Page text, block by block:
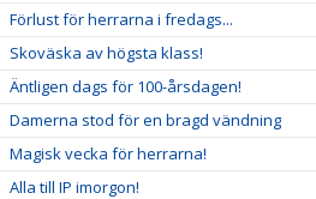
Förlust för herrarna i fredags...
Skoväska av högsta klass!
Äntligen dags för 100-årsdagen!
Damerna stod för en bragd vändning
Magisk vecka för herrarna!
Alla till IP imorgon!